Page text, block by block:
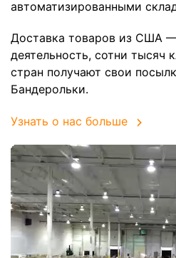
автоматизированными
Доставка товаров из США
деятельность, сотни тысяч
стран получают свои
Бандерольки.
Узнать о нас больше